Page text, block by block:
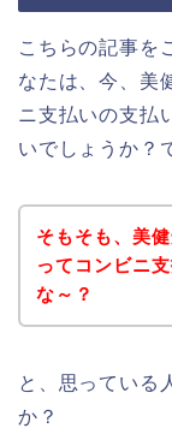
こちらの記事を
なたは、今、美
ニ支払いの支払
いでしょうか？
そもそも、美
ってコンビニ
な～？
と、思っている
か？